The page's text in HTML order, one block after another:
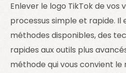
Enlever le logo TikTok de vos
processus simple et rapide. Il
méthodes disponibles, des
rapides aux outils plus
méthode qui vous convient le